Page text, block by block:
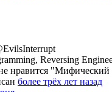
Reversing
нравится "Мифический
более трёх лет назад